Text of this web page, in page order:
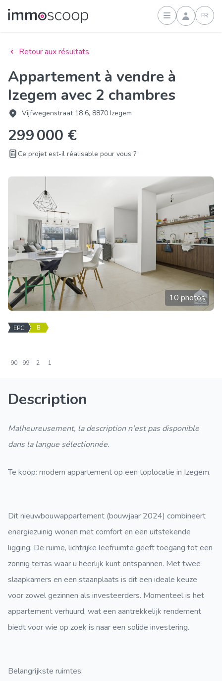
Connexion
FR
Retour aux résultats
Appartement à vendre à
Izegem avec 2 chambres
Vijfwegenstraat 18 6, 8870 Izegem
299 000 €
Ce projet est-il réalisable pour vous ?
10 photos
EPC B
90 99 2 1
Description
Malheureusement, la description n'est pas disponible
dans la langue sélectionnée.
Te koop: modern appartement op een toplocatie in Izegem.
Dit nieuwbouwappartement (bouwjaar 2024) combineert
energiezuinig wonen met comfort en een uitstekende
ligging. De ruime, lichtrijke leefruimte geeft toegang tot een
zonnig terras waar u heerlijk kunt ontspannen. Met twee
slaapkamers en een staanplaats is dit een ideale keuze
voor zowel gezinnen als investeerders. Momenteel is het
appartement verhuurd, wat een aantrekkelijk rendement
biedt voor wie op zoek is naar een solide investering.
Belangrijkste ruimtes: